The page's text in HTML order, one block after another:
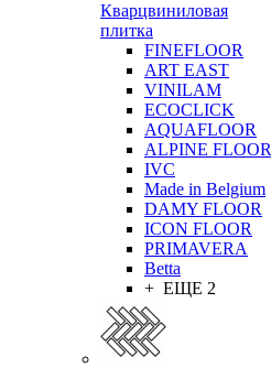
Кварцвиниловая
плитка
FINEFLOOR
ART EAST
VINILAM
ECOCLICK
AQUAFLOOR
ALPINE FLOOR
IVC
Made in Belgium
DAMY FLOOR
ICON FLOOR
PRIMAVERA
Betta
+ ЕЩЕ 2